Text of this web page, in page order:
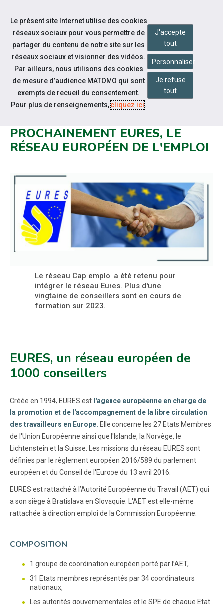
Aller au contenu
Notre actualité
LE RÉSEAU DES CAP EMPLOI
PROCHAINEMENT EURES, LE
RÉSEAU EUROPÉEN DE L'EMPLOI
Le réseau Cap emploi a été retenu pour
intégrer le réseau Eures. Plus d'une
vingtaine de conseillers sont en cours de
formation sur 2023.
EURES, un réseau européen de
1000 conseillers
Créée en 1994, EURES est l'agence européenne en charge de
la promotion et de l'accompagnement de la libre circulation
des travailleurs en Europe. Elle concerne les 27 Etats Membres
de l'Union Européenne ainsi que l'Islande, la Norvège, le
Lichtenstein et la Suisse. Les missions du réseau EURES sont
définies par le règlement européen 2016/589 du parlement
européen et du Conseil de l'Europe du 13 avril 2016.
EURES est rattaché à l’Autorité Européenne du Travail (AET) qui
a son siège à Bratislava en Slovaquie. L'AET est elle-même
rattachée à direction emploi de la Commission Européenne.
COMPOSITION
1 groupe de coordination européen porté par l’AET,
31 Etats membres représentés par 34 coordinateurs
nationaux,
Les autorités gouvernementales et le SPE de chaque Etat
Le présent site Internet utilise des cookies
réseaux sociaux pour vous permettre de
partager du contenu de notre site sur les
réseaux sociaux et visionner des vidéos.
Par ailleurs, nous utilisons des cookies
de mesure d’audience MATOMO qui sont
exempts de recueil du consentement.
Pour plus de renseignements,cliquez ici.
J'accepte
tout
Personnaliser
Je refuse
tout